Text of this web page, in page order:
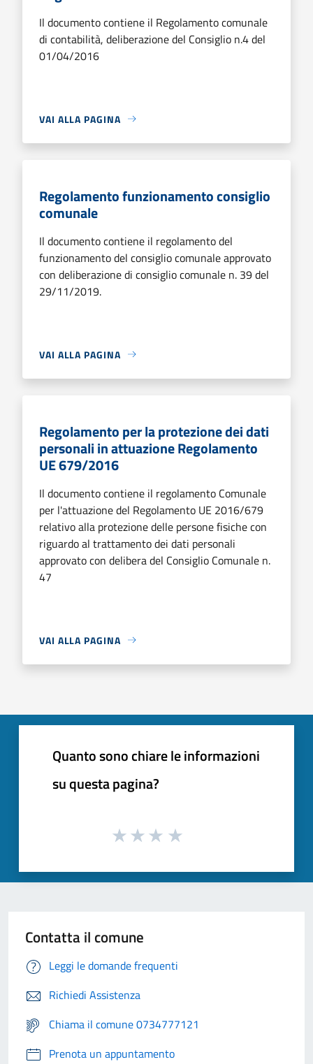
Il documento contiene il Regolamento comunale
di contabilità, deliberazione del Consiglio n.4 del
01/04/2016
VAI ALLA PAGINA
Regolamento funzionamento consiglio
comunale
Il documento contiene il regolamento del
funzionamento del consiglio comunale approvato
con deliberazione di consiglio comunale n. 39 del
29/11/2019.
VAI ALLA PAGINA
Regolamento per la protezione dei dati
personali in attuazione Regolamento
UE 679/2016
Il documento contiene il regolamento Comunale
per l'attuazione del Regolamento UE 2016/679
relativo alla protezione delle persone fisiche con
riguardo al trattamento dei dati personali
approvato con delibera del Consiglio Comunale n.
47
VAI ALLA PAGINA
Quanto sono chiare le informazioni
su questa pagina?
Contatta il comune
Leggi le domande frequenti
Richiedi Assistenza
Chiama il comune 0734777121
Prenota un appuntamento